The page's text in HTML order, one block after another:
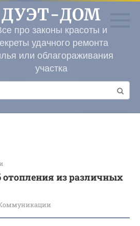
ДУЭТ-ДОМ
про законы красоты и
удачного ремонта
или облагораживания
участка
отопления из различных